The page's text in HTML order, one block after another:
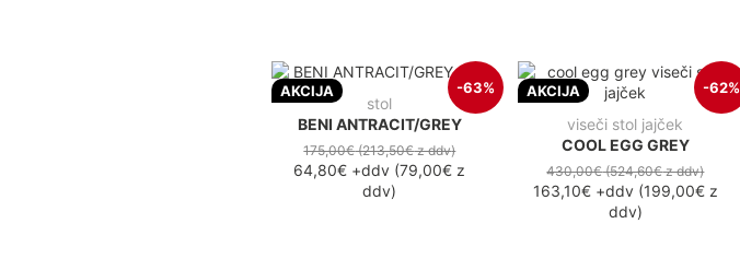
AKCIJA -63%
stol
BENI ANTRACIT/GREY
175,00€(213,50€z ddv)
64,80€ +ddv (79,00€ z
ddv)
AKCIJA -62%
viseči stol jajček
COOL EGG GREY
430,00€(524,60€z ddv)
163,10€+ddv(199,00€z
ddv)